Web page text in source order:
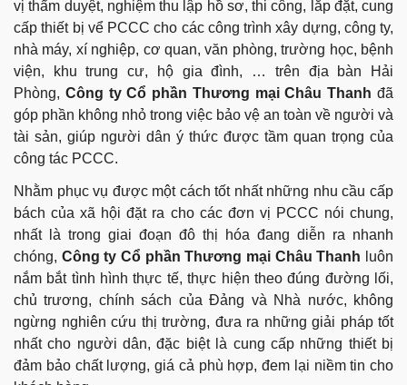
vị thẩm duyệt, nghiệm thu lập hồ sơ, thi công, lắp đặt, cung
cấp thiết bị vể PCCC cho các công trình xây dựng, công ty,
nhà máy, xí nghiệp, cơ quan, văn phòng, trường học, bệnh
viện, khu trung cư, hộ gia đình, … trên địa bàn Hải
Phòng, Công ty Cổ phần Thương mại Châu Thanhđã
góp phần không nhỏ trong việc bảo vệ an toàn về người và
tài sản, giúp người dân ý thức được tầm quan trọng của
công tác PCCC.
Nhằm phục vụ được một cách tốt nhất những nhu cầu cấp
bách của xã hội đặt ra cho các đơn vị PCCC nói chung,
nhất là trong giai đoạn đô thị hóa đang diễn ra nhanh
chóng, Công ty Cổ phần Thương mại Châu Thanh
luôn
nắm bắt tình hình thực tế, thực hiện theo đúng đường lối,
chủ trương, chính sách của Đảng và Nhà nước, không
ngừng nghiên cứu thị trường, đưa ra những giải pháp tốt
nhất cho người dân, đặc biệt là cung cấp những thiết bị
đảm bảo chất lượng, giá cả phù hợp, đem lại niềm tin cho